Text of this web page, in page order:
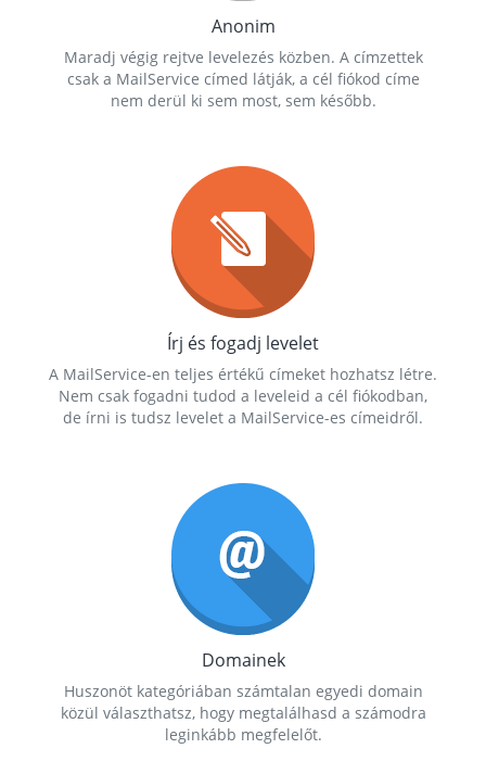
Anonim
Maradj végig rejtve levelezés közben. A címzettek
csak a MailService címed látják, a cél fiókod címe
nem derül ki sem most, sem később.
Írj és fogadj levelet
A MailService-en teljes értékű címeket hozhatsz létre.
Nem csak fogadni tudod a leveleid a cél fiókodban,
de írni is tudsz levelet a MailService-es címeidről.
Domainek
Huszonöt kategóriában számtalan egyedi domain
közül választhatsz, hogy megtalálhasd a számodra
leginkább megfelelőt.